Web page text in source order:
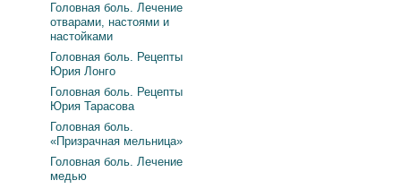
Головная боль. Лечение
отварами, настоями и
настойками
Головная боль. Рецепты
Юрия Лонго
Головная боль. Рецепты
Юрия Тарасова
Головная боль.
«Призрачная мельница»
Головная боль. Лечение
медью